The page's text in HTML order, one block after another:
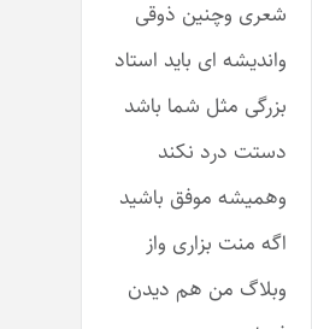
شعری وچنین ذوقی
واندیشه ای باید استاد
بزرگی مثل شما باشد
دستت درد نکند
وهمیشه موفق باشید
اگه منت بزاری واز
وبلاگ من هم دیدن